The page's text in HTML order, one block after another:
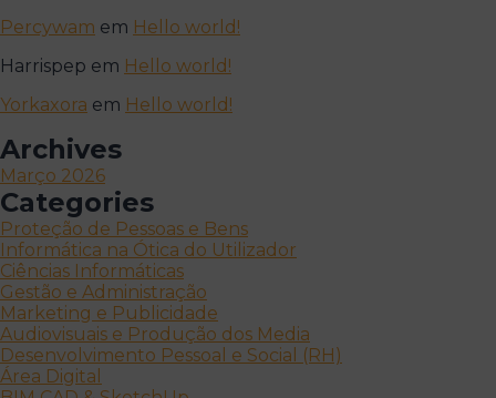
Percywam em Hello world!
Harrispep em Hello world!
Yorkaxora em Hello world!
Archives
Março 2026
Categories
Proteção de Pessoas e Bens
Informática na Ótica do Utilizador
Ciências Informáticas
Gestão e Administração
Marketing e Publicidade
Audiovisuais e Produção dos Media
Desenvolvimento Pessoal e Social (RH)
Área Digital